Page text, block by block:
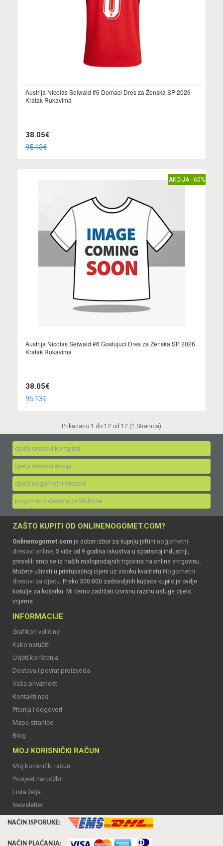
Austrija Nicolas Seiwald #6 Domaci Dres za Ženska SP 2026
Kratak Rukavima
38.05€
95.13€
AKCIJA - 60%
Austrija Nicolas Seiwald #6 Gostujuci Dres za Ženska SP 2026
Kratak Rukavima
38.05€
95.13€
Prikazano 1 do 12 od 12 (1 Stranica)
dječji dresovi kompleti
dječji dresovi akcija
dječji nogometni dresovi
nogometni dresovi za klubove
ZAŠTO KUPITI OD ONLINENOGOMET.COM?
Onlinenogomet.com je dobar izbor za kupnju jeftini nogometni
dresovi online. S više od 9 godina iskustva u sportskoj industriji,
preselili smo se iz naših maloprodajnih trgovina na online e-trgovinu.
Možete uživati u pristupačnoj cijeni uz visoku kvalitetu Nogometni
dresovi za djecu. Preko 300.000 zadovoljnih kupaca kupilo je ovdje
košulje za košarku. Mi ćemo zadržati izvrsnu razinu usluge cijelo
vrijeme.
INFORMACIJE
Grafikon veličine
Kako naručiti
Uvjeti korištenja
Dostava i povrat proizvoda
Vaša privatnost
Kontakti nas
Pitanja i odgovori
Mapa stranice
Blog
MOJ KORISNIČKI RAČUN
Moj korisnički račun
Povijest narudžbi
Lista želja
Newsletter
NAČIN ISPORUKE:
NAČIN PLAĆANJA: